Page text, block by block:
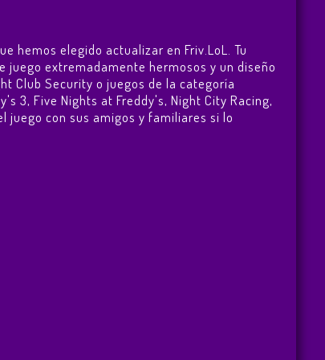
hemos elegido actualizar en Friv.LoL. Tu
juego extremadamente hermosos y un diseño
Club Security o juegos de la categoría
3, Five Nights at Freddy's, Night City Racing,
juego con sus amigos y familiares si lo